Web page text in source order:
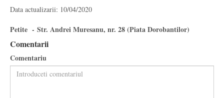
Data actualizarii: 10/04/2020
Petite - Str. Andrei Muresanu, nr. 28 (Piata Dorobantilor)
Comentarii
Comentariu